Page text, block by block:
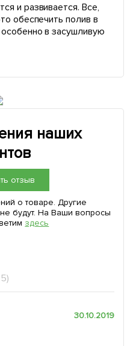
и развивается. Все,
обеспечить полив в
в засушливую
наших
отзыв
о товаре. Другие
будут. На Ваши вопросы
здесь
30.10.2019